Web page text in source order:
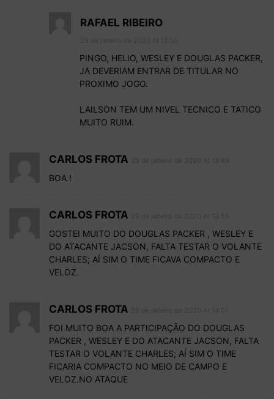
RAFAEL RIBEIRO
PINGO, HELIO, WESLEY E DOUGLAS PACKER,
JA DEVERIAM ENTRAR DE TITULAR NO
PROXIMO JOGO.
LAILSON TEM UM NIVEL TECNICO E TATICO
MUITO RUIM.
CARLOS FROTA
BOA !
CARLOS FROTA
GOSTEI MUITO DO DOUGLAS PACKER , WESLEY E
DO ATACANTE JACSON, FALTA TESTAR O VOLANTE
CHARLES; AÍ SIM O TIME FICAVA COMPACTO E
VELOZ.
CARLOS FROTA
FOI MUITO BOA A PARTICIPAÇÃO DO DOUGLAS
PACKER , WESLEY E DO ATACANTE JACSON, FALTA
TESTAR O VOLANTE CHARLES; AÍ SIM O TIME
FICARIA COMPACTO NO MEIO DE CAMPO E
VELOZ.NO ATAQUE